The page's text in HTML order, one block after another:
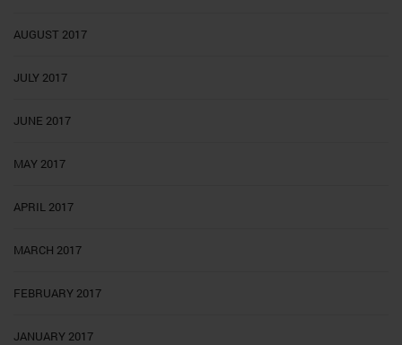
AUGUST 2017
JULY 2017
JUNE 2017
MAY 2017
APRIL 2017
MARCH 2017
FEBRUARY 2017
JANUARY 2017